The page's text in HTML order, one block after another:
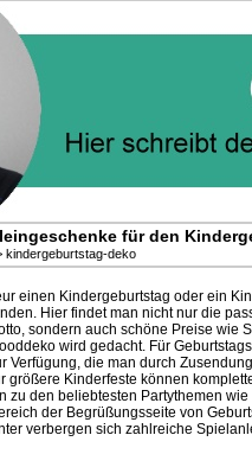
für den
kindergeburtstag-deko
einen Kindergeburtstag oder ein
Hier findet man nicht nur die
sondern auch schöne Preise wie
wird gedacht. Für
Verfügung, die man durch
größere Kinderfeste können
zu den beliebtesten Partythemen
der Begrüßungsseite von
verbergen sich zahlreiche